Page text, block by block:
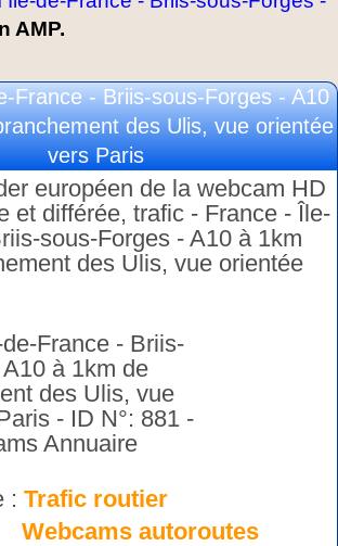
AMP.
France - Briis-sous-Forges - A10
des Ulis, vue orientée
vers Paris
européen de la webcam HD
et différée, trafic - France - Île-
sous-Forges - A10 à 1km
des Ulis, vue orientée
: Trafic routier
Webcams autoroutes